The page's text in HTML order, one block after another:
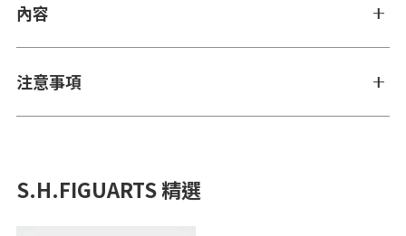
內容
注意事項
S.H.FIGUARTS 精選